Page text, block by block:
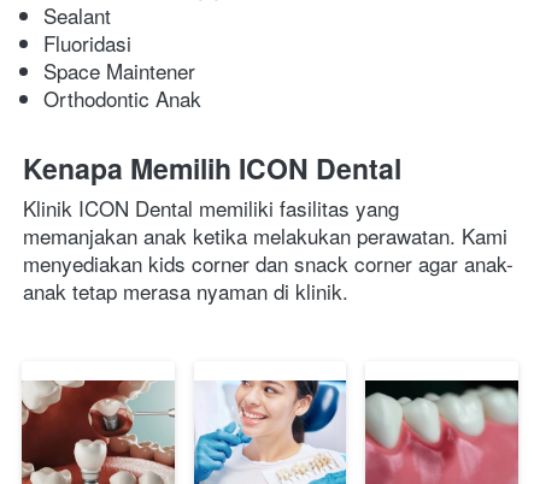
Sealant
Fluoridasi
Space Maintener
Orthodontic Anak
Kenapa Memilih ICON Dental
Klinik ICON Dental memiliki fasilitas yang
memanjakan anak ketika melakukan perawatan. Kami
menyediakan kids corner dan snack corner agar anak-
anak tetap merasa nyaman di klinik.